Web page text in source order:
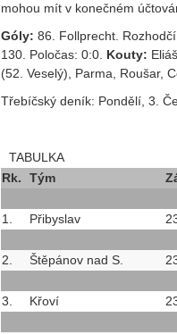
mohou mít v konečném
Góly: 86. Follprecht.
130. Poločas: 0:0. Kouty:
(52. Veselý), Parma, Roušar,
Třebíčský deník: Pondělí, 3.
TABULKA
Rk.
Tým
1. Přibyslav
2. Štěpánov nad S.
3. Křoví